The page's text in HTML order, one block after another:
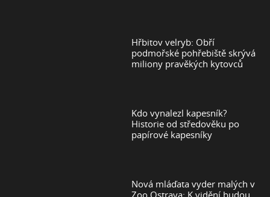
Hřbitov velryb: Obří
podmořské pohřebiště skrývá
miliony pravěkých kytovců
Kdo vynalezl kapesník?
Historie od středověku po
papírové kapesníky
Nová mláďata vyder malých v